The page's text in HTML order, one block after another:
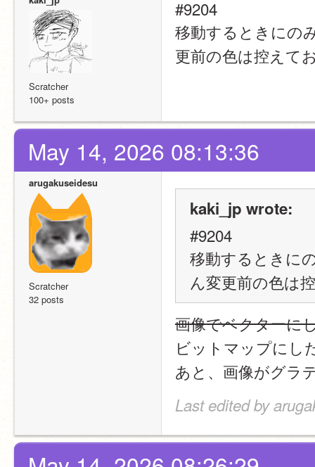
Scratcher
100+ posts
#9204
移動するときにの
更前の色は控えて
May 14, 2026 08:13:36
arugakuseidesu
Scratcher
32 posts
kaki_jp wrote:
#9204
移動するときに
ん変更前の色は
画像でベクターに
ビットマップにし
あと、画像がグラ
Last edited by